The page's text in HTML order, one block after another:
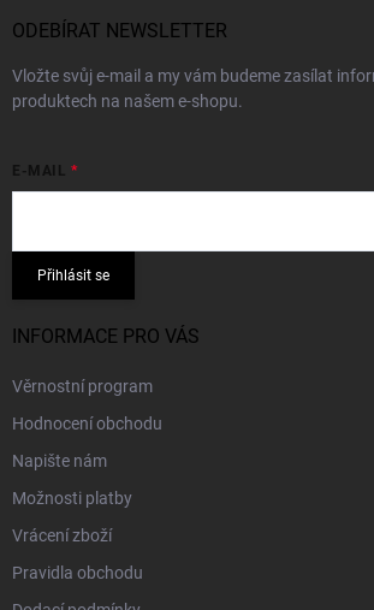
ODEBÍRAT NEWSLETTER
Vložte svůj e-mail a my vám budeme zasílat
produktech na našem e-shopu.
E-MAIL
Přihlásit se
INFORMACE PRO VÁS
Věrnostní program
Hodnocení obchodu
Napište nám
Možnosti platby
Vrácení zboží
Pravidla obchodu